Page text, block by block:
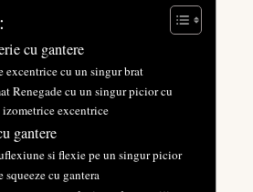
cu gantere
excentrice cu un singur brat
Renegade cu un singur picior cu
excentrice
gantere
si flexie pe un singur picior
squeeze cu gantera